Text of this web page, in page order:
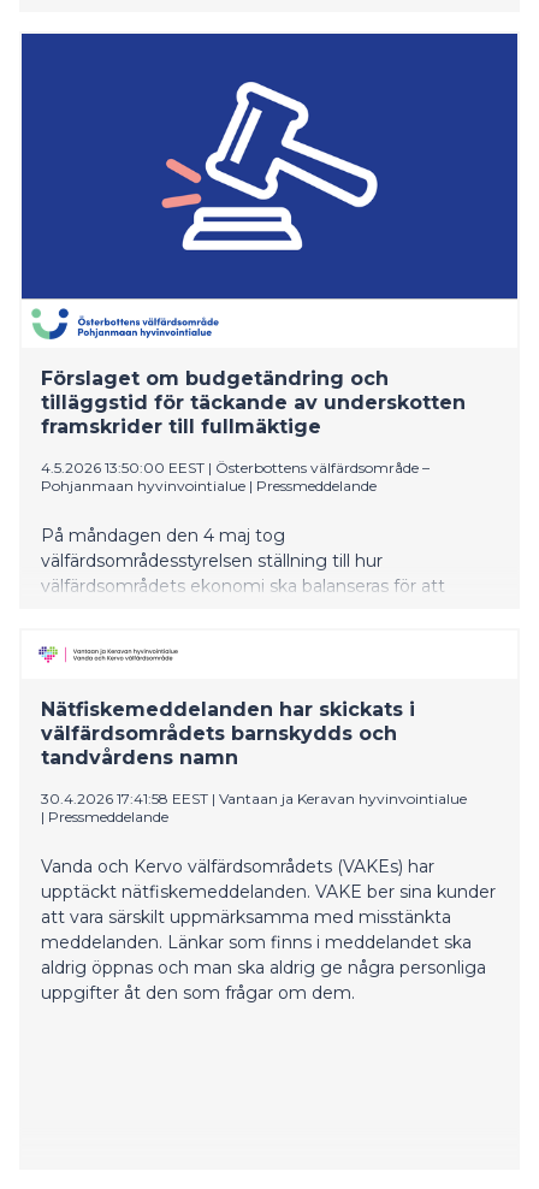
Förslaget om budgetändring och
tilläggstid för täckande av underskotten
framskrider till fullmäktige
4.5.2026 13:50:00 EEST | Österbottens välfärdsområde –
Pohjanmaan hyvinvointialue | Pressmeddelande
På måndagen den 4 maj tog
välfärdsområdesstyrelsen ställning till hur
välfärdsområdets ekonomi ska balanseras för att
välfärdsområdet anhålla om tilläggstid till slutet av
Nätfiskemeddelanden har skickats i
välfärdsområdets barnskydds och
tandvårdens namn
30.4.2026 17:41:58 EEST | Vantaan ja Keravan hyvinvointialue
| Pressmeddelande
Vanda och Kervo välfärdsområdets (VAKEs) har
upptäckt nätfiskemeddelanden. VAKE ber sina kunder
att vara särskilt uppmärksamma med misstänkta
meddelanden. Länkar som finns i meddelandet ska
aldrig öppnas och man ska aldrig ge några personliga
uppgifter åt den som frågar om dem.